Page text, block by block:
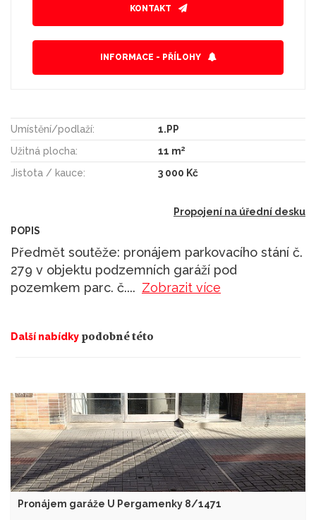
KONTAKT
INFORMACE - PŘÍLOHY
Umístění/podlaží:
1.PP
Užitná plocha:
11 m2
Jistota / kauce: 3 000 Kč
Propojení na úřední desku
POPIS
Předmět soutěže: pronájem parkovacího stání č.
279 v objektu podzemních garáží pod
pozemkem parc. č.... Zobrazit více
Další nabídky podobné této
Pronájem garáže U Pergamenky 8/1471